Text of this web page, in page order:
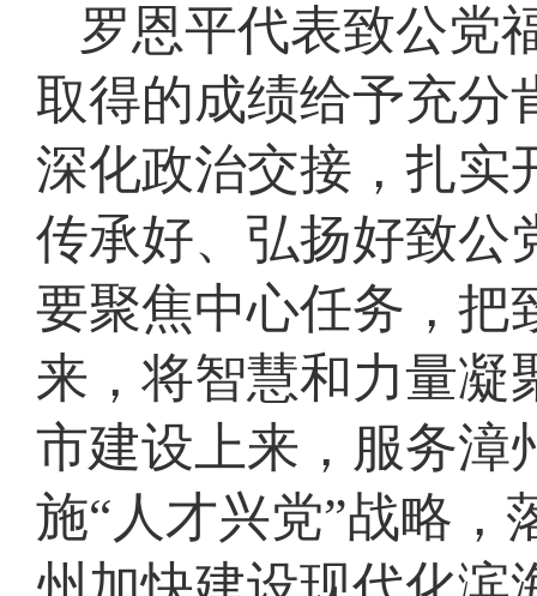
罗恩平代表致公党
取得的成绩给予充分
深化政治交接，扎实
传承好、弘扬好致公
要聚焦中心任务，把
来，将智慧和力量凝
市建设上来，服务漳
施“人才兴党”战略，